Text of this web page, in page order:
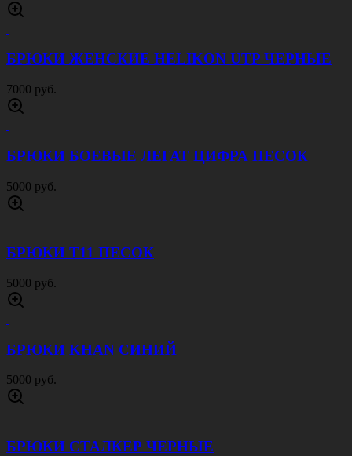
БРЮКИ ЖЕНСКИЕ HELIKON UTP ЧЕРНЫЕ
7000 руб.
БРЮКИ БОЕВЫЕ ЛЕГАТ ЦИФРА ПЕСОК
5000 руб.
БРЮКИ T11 ПЕСОК
5000 руб.
БРЮКИ KHAN СИНИЙ
5000 руб.
БРЮКИ СТАЛКЕР ЧЕРНЫЕ